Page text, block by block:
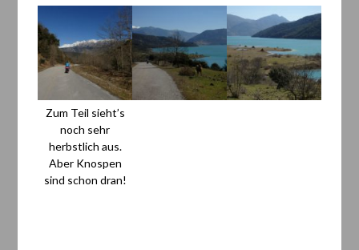
Zum Teil sieht’s
noch sehr
herbstlich aus.
Aber Knospen
sind schon dran!